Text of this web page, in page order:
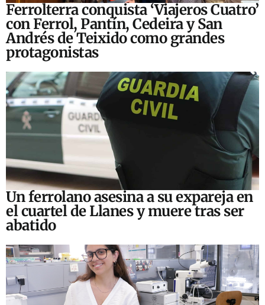
Ferrolterra conquista ‘Viajeros Cuatro’
con Ferrol, Pantín, Cedeira y San
Andrés de Teixido como grandes
protagonistas
Un ferrolano asesina a su expareja en
el cuartel de Llanes y muere tras ser
abatido